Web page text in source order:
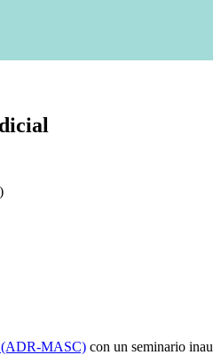
(ADR-MASC) con un seminario